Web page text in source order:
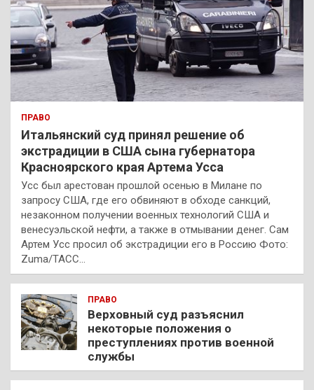
ПРАВО
Итальянский суд принял решение об
экстрадиции в США сына губернатора
Красноярского края Артема Усса
Усс был арестован прошлой осенью в Милане по
запросу США, где его обвиняют в обходе санкций,
незаконном получении военных технологий США и
венесуэльской нефти, а также в отмывании денег. Сам
Артем Усс просил об экстрадиции его в Россию Фото:
Zuma/ТАСС…
ПРАВО
Верховный суд разъяснил
некоторые положения о
преступлениях против военной
службы